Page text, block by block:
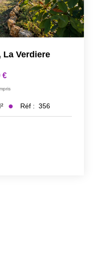
La Verdiere
€
Réf : 356